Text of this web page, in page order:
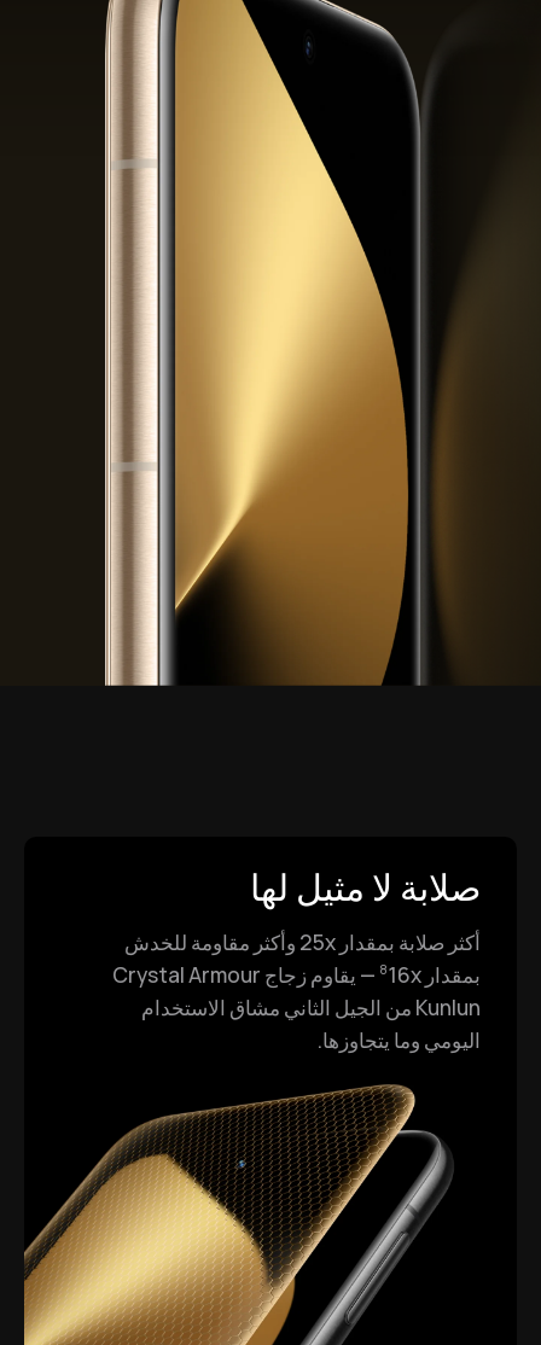
صلابة لا مثيل لها
أكثر صلابة بمقدار 25x وأكثر مقاومة للخدش
بمقدار 16x‏
8
— يقاوم زجاج Crystal Armour
Kunlun من الجيل الثاني مشاق الاستخدام
اليومي وما يتجاوزها.